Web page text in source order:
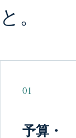
と。
01
予算・